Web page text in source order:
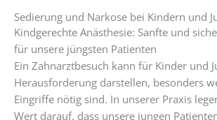
Sedierung und Narkose bei Kindern und
Kindgerechte Anästhesie: Sanfte und
für unsere jüngsten Patienten
Ein Zahnarztbesuch kann für Kinder und
Herausforderung darstellen, besonders
Eingriffe nötig sind. In unserer Praxis
Wert darauf, dass unsere jungen